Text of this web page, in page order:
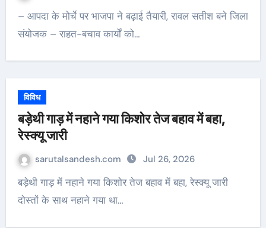
– आपदा के मोर्चे पर भाजपा ने बढ़ाई तैयारी, रावल सतीश बने जिला
संयोजक – राहत-बचाव कार्यों को…
विविध
बड़ेथी गाड़ में नहाने गया किशोर तेज बहाव में बहा,
रेस्क्यू जारी
sarutalsandesh.com Jul 26, 2026
बड़ेथी गाड़ में नहाने गया किशोर तेज बहाव में बहा, रेस्क्यू जारी
दोस्तों के साथ नहाने गया था…